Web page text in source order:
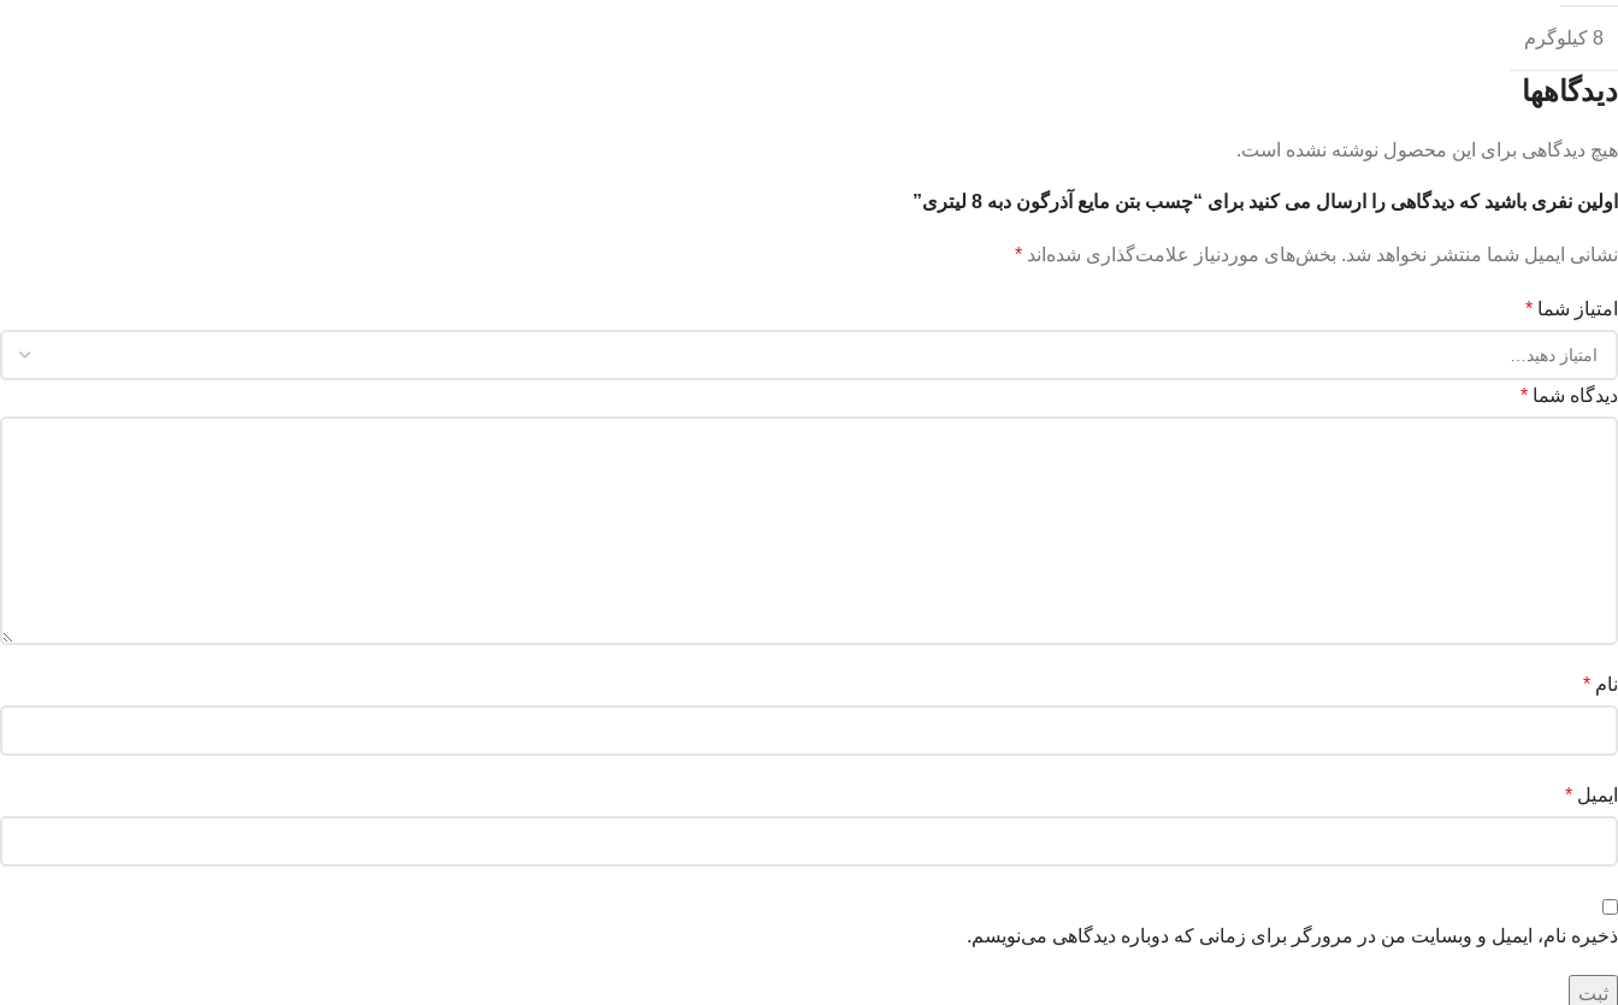
8 کیلوگرم
دیدگاهها
هیچ دیدگاهی برای این محصول نوشته نشده است.
اولین نفری باشید که دیدگاهی را ارسال می کنید برای “چسب بتن مایع آذرگون دبه 8 لیتری”
نشانی ایمیل شما منتشر نخواهد شد. بخش‌های موردنیاز علامت‌گذاری شده‌اند *
امتیاز شما *
دیدگاه شما *
نام *
ایمیل *
ذخیره نام، ایمیل و وبسایت من در مرورگر برای زمانی که دوباره دیدگاهی می‌نویسم.